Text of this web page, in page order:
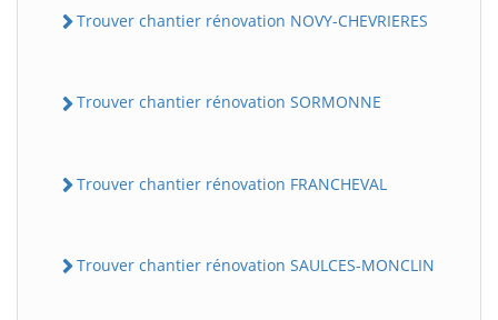
Trouver chantier rénovation NOVY-CHEVRIERES
Trouver chantier rénovation SORMONNE
Trouver chantier rénovation FRANCHEVAL
Trouver chantier rénovation SAULCES-MONCLIN